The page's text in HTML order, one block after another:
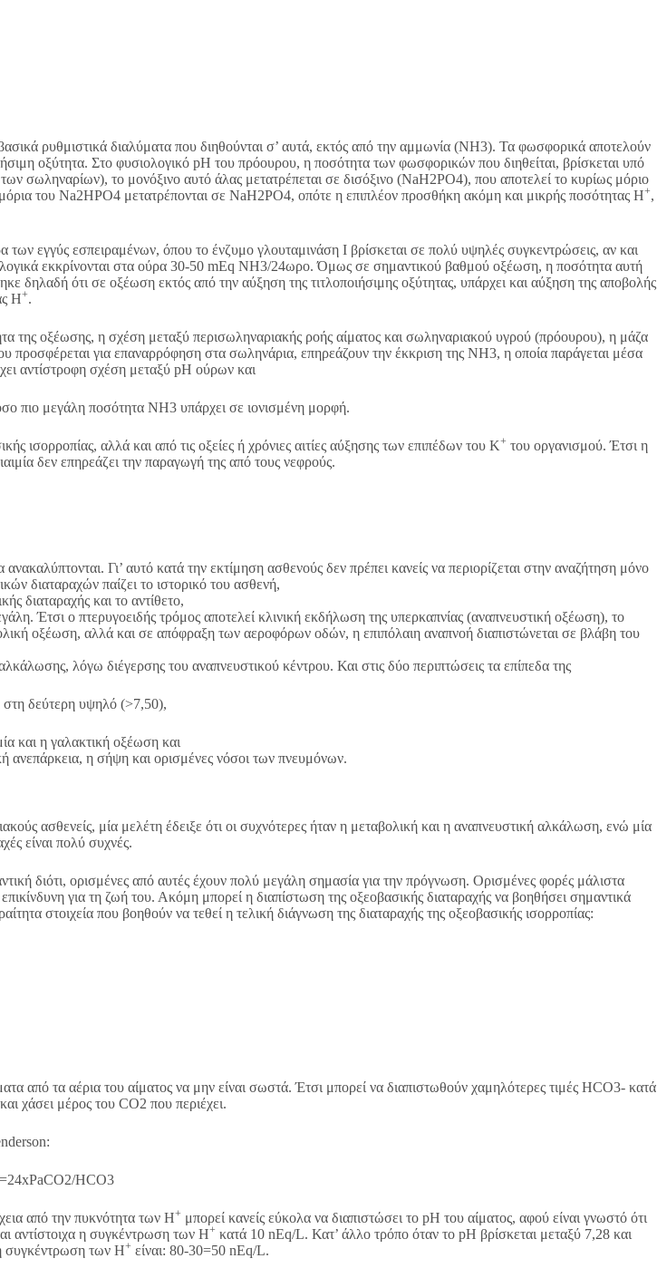
ρυθμιστικά διαλύματα που διηθούνται σ’ αυτά, εκτός από την αμμωνία (ΝΗ3). Τα φωσφορικά αποτελούν
οξύτητα. Στο φυσιολογικό pH του πρόουρου, η ποσότητα των φωσφορικών που διηθείται, βρίσκεται υπό
σωληναρίων), το μονόξινο αυτό άλας μετατρέπεται σε δισόξινο (NaH2PO4), που αποτελεί το κυρίως μόριο
του Na2HPO4 μετατρέπονται σε NaH2PO4, οπότε η επιπλέον προσθήκη ακόμη και μικρής ποσότητας Η+,
εγγύς εσπειραμένων, όπου το ένζυμο γλουταμινάση Ι βρίσκεται σε πολύ υψηλές συγκεντρώσεις, αν και
εκκρίνονται στα ούρα 30-50 mEq ΝΗ3/24ωρο. Όμως σε σημαντικού βαθμού οξέωση, η ποσότητα αυτή
ότι σε οξέωση εκτός από την αύξηση της τιτλοποιήσιμης οξύτητας, υπάρχει και αύξηση της αποβολής
Η+.
της οξέωσης, η σχέση μεταξύ περισωληναριακής ροής αίματος και σωληναριακού υγρού (πρόουρου), η μάζα
προσφέρεται για επαναρρόφηση στα σωληνάρια, επηρεάζουν την έκκριση της NH3, η οποία παράγεται μέσα
αντίστροφη σχέση μεταξύ pH ούρων και
πιο μεγάλη ποσότητα ΝΗ3 υπάρχει σε ιονισμένη μορφή.
αλλά και από τις οξείες ή χρόνιες αιτίες αύξησης των επιπέδων του K+ του οργανισμού. Έτσι η
δεν επηρεάζει την παραγωγή της από τους νεφρούς.
Γι’ αυτό κατά την εκτίμηση ασθενούς δεν πρέπει κανείς να περιορίζεται στην αναζήτηση μόνο
διαταραχών παίζει το ιστορικό του ασθενή,
διαταραχής και το αντίθετο,
Έτσι ο πτερυγοειδής τρόμος αποτελεί κλινική εκδήλωση της υπερκαπνίας (αναπνευστική οξέωση), το
οξέωση, αλλά και σε απόφραξη των αεροφόρων οδών, η επιπόλαιη αναπνοή διαπιστώνεται σε βλάβη του
λόγω διέγερσης του αναπνευστικού κέντρου. Και στις δύο περιπτώσεις τα επίπεδα της
στη δεύτερη υψηλό (>7,50),
και η γαλακτική οξέωση και
ανεπάρκεια, η σήψη και ορισμένες νόσοι των πνευμόνων.
ασθενείς, μία μελέτη έδειξε ότι οι συχνότερες ήταν η μεταβολική και η αναπνευστική αλκάλωση, ενώ μία
είναι πολύ συχνές.
διότι, ορισμένες από αυτές έχουν πολύ μεγάλη σημασία για την πρόγνωση. Ορισμένες φορές μάλιστα
για τη ζωή του. Ακόμη μπορεί η διαπίστωση της οξεοβασικής διαταραχής να βοηθήσει σημαντικά
στοιχεία που βοηθούν να τεθεί η τελική διάγνωση της διαταραχής της οξεοβασικής ισορροπίας:
από τα αέρια του αίματος να μην είναι σωστά. Έτσι μπορεί να διαπιστωθούν χαμηλότερες τιμές HCO3- κατά
χάσει μέρος του CO2 που περιέχει.
=24xPaCO2/HCO3
από την πυκνότητα των Η+ μπορεί κανείς εύκολα να διαπιστώσει το pH του αίματος, αφού είναι γνωστό ότι
αντίστοιχα η συγκέντρωση των Η+ κατά 10 nEq/L. Κατ’ άλλο τρόπο όταν το pH βρίσκεται μεταξύ 7,28 και
συγκέντρωση των Η+ είναι: 80-30=50 nEq/L.